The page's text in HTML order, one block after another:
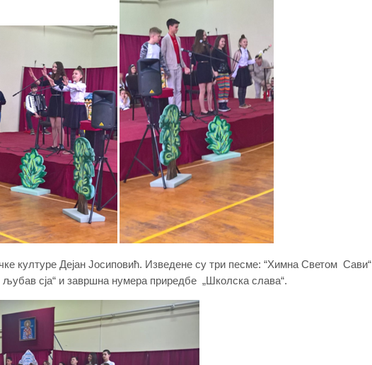
културе Дејан Јосиповић. Изведене су три песме: “Химна Светом Сави“
љубав сја“ и завршна нумера приредбе „Школска слава“.